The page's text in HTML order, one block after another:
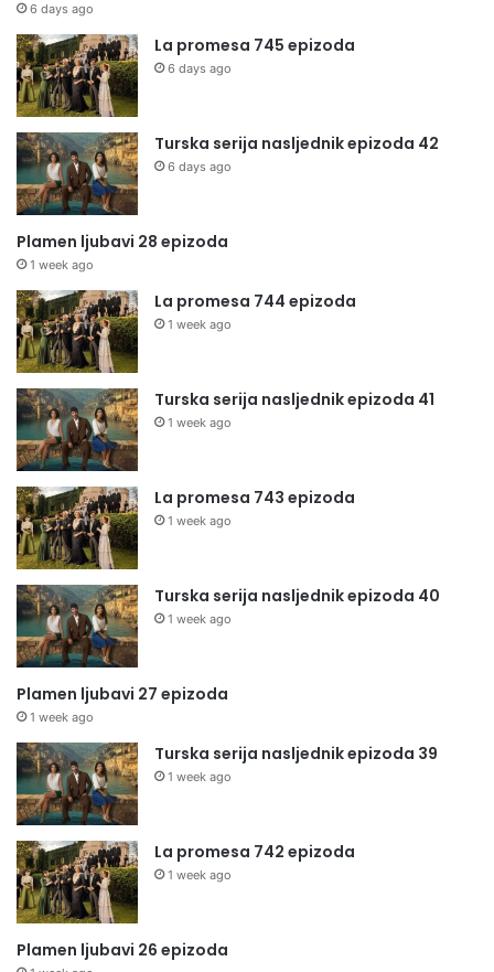
6 days ago
La promesa 745 epizoda
6 days ago
Turska serija nasljednik epizoda 42
6 days ago
Plamen ljubavi 28 epizoda
1 week ago
La promesa 744 epizoda
1 week ago
Turska serija nasljednik epizoda 41
1 week ago
La promesa 743 epizoda
1 week ago
Turska serija nasljednik epizoda 40
1 week ago
Plamen ljubavi 27 epizoda
1 week ago
Turska serija nasljednik epizoda 39
1 week ago
La promesa 742 epizoda
1 week ago
Plamen ljubavi 26 epizoda